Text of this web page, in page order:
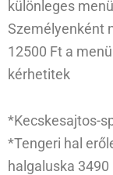
különleges
Személyenként
12500 Ft a
kérhetitek
*Kecskesajtos-
*Tengeri hal
halgaluska 3490